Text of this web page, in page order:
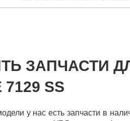
ЗАПЧАСТИ
7129 SS
у нас есть запчасти в